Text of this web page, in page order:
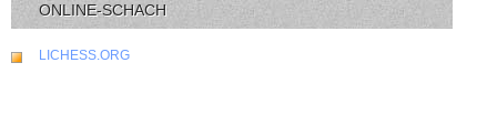
ONLINE-SCHACH
LICHESS.ORG